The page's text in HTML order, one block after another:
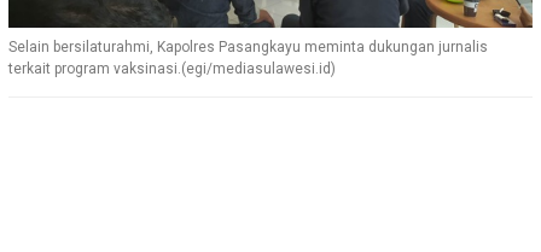
Selain bersilaturahmi, Kapolres Pasangkayu meminta dukungan jurnalis
terkait program vaksinasi.(egi/mediasulawesi.id)